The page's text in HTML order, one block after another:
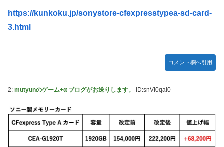
竹﨑由佳アナ ピタパンのお尻！！
【ウマ娘】セイちゃんの攻撃力を見よ！！！
【ウマ娘】（悲報）ナイスネイチャ、討ち取られる
【画像あり】ワイ、今更SSSS.GRIDMANを観賞するも面白
【バンダイ】「食玩」「プライズ」「ガシャポン」2026年8
月発売商品【発売スケジュール】
【悲報】AV女優さん、キモオタチー牛弱男どもの「おはよ
https://kunkoku.jp/sonystore-cfexpresstypea-sd-card-
3.html
コメント欄へ引用
2: mutyunのゲーム+α ブログがお送りします。 ID:snVI0qai0